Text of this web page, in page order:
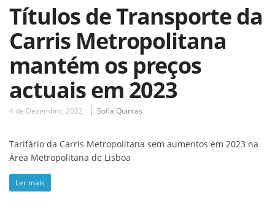
Títulos de Transporte da
Carris Metropolitana
mantém os preços
actuais em 2023
4 de Dezembro, 2022 Sofia Quintas
Tarifário da Carris Metropolitana sem aumentos em 2023 na
Área Metropolitana de Lisboa
Ler mais